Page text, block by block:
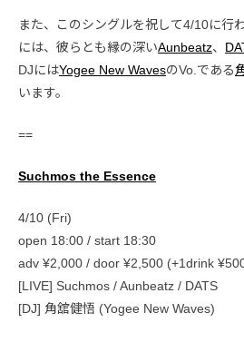
また、このシングルを祝して4/10に行
には、彼らとも縁の深いAunbeatz、
DJにはYogee New WavesのVo.である
います。
==
Suchmos the Essence
4/10 (Fri)
open 18:00 / start 18:30
adv ¥2,000 / door ¥2,500 (+1drink
[LIVE] Suchmos / Aunbeatz / DATS
[DJ] 角舘健悟 (Yogee New Waves)